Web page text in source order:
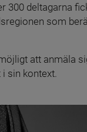
300 deltagarna
som
att anmäla
sin kontext.